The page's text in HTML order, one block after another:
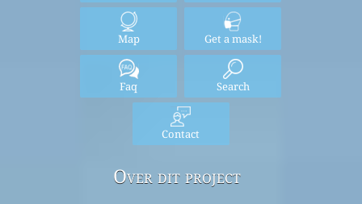
Map Get a mask!
Faq Search
Contact
Over dit project